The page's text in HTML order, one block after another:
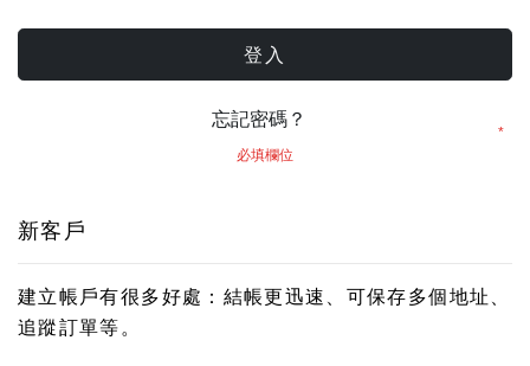
登入
忘記密碼？
新客戶
建立帳戶有很多好處：結帳更迅速、可保存多個地址、
追蹤訂單等。